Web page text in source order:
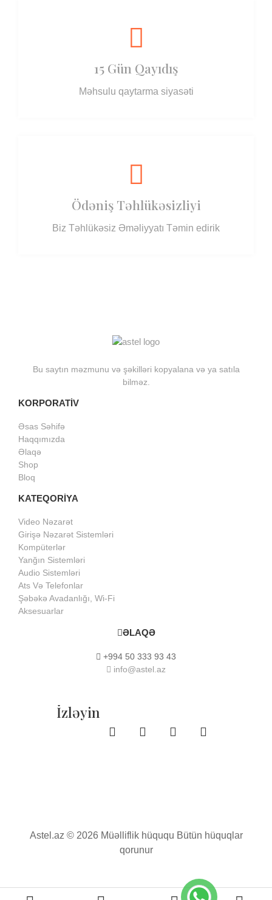
15 Gün Qayıdış
Məhsulu qaytarma siyasəti
Ödəniş Təhlükəsizliyi
Biz Təhlükəsiz Əməliyyatı Təmin edirik
Bu saytın məzmunu və şəkilləri kopyalana və ya satıla
bilməz.
KORPORATİV
Əsas Səhifə
Haqqımızda
Əlaqə
Shop
Bloq
KATEQORİYA
Video Nəzarət
Girişə Nəzarət Sistemləri
Kompüterlər
Yanğın Sistemləri
Audio Sistemləri
Ats Və Telefonlar
Şəbəkə Avadanlığı, Wi-Fi
Aksesuarlar
ƏLAQƏ
+994 50 333 93 43
info@astel.az
İzləyin
Astel.az © 2026 Müəlliflik hüququ Bütün hüquqlar
qorunur